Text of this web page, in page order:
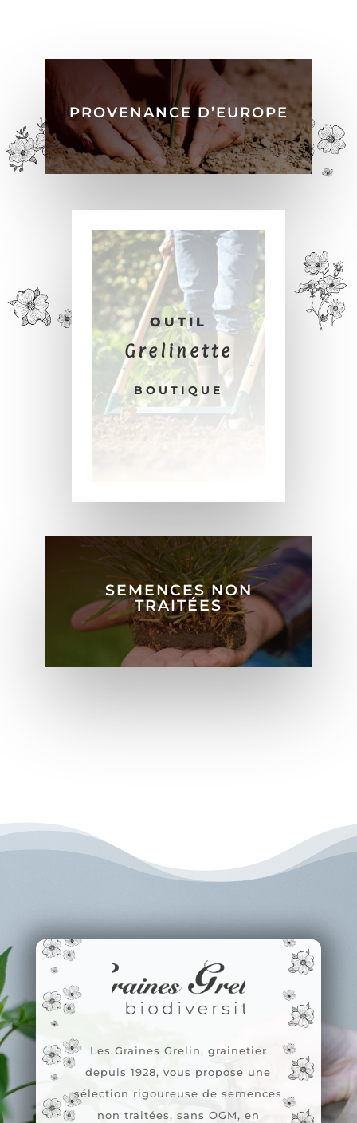
PROVENANCE D’EUROPE
OUTIL
Grelinette
BOUTIQUE
SEMENCES NON
TRAITÉES
Les Graines Grelin, grainetier
depuis 1928, vous propose une
sélection rigoureuse de semences
non traitées, sans OGM, en